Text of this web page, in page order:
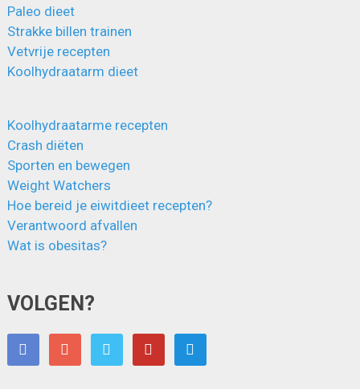
Paleo dieet
Strakke billen trainen
Vetvrije recepten
Koolhydraatarm dieet
Koolhydraatarme recepten
Crash diëten
Sporten en bewegen
Weight Watchers
Hoe bereid je eiwitdieet recepten?
Verantwoord afvallen
Wat is obesitas?
VOLGEN?